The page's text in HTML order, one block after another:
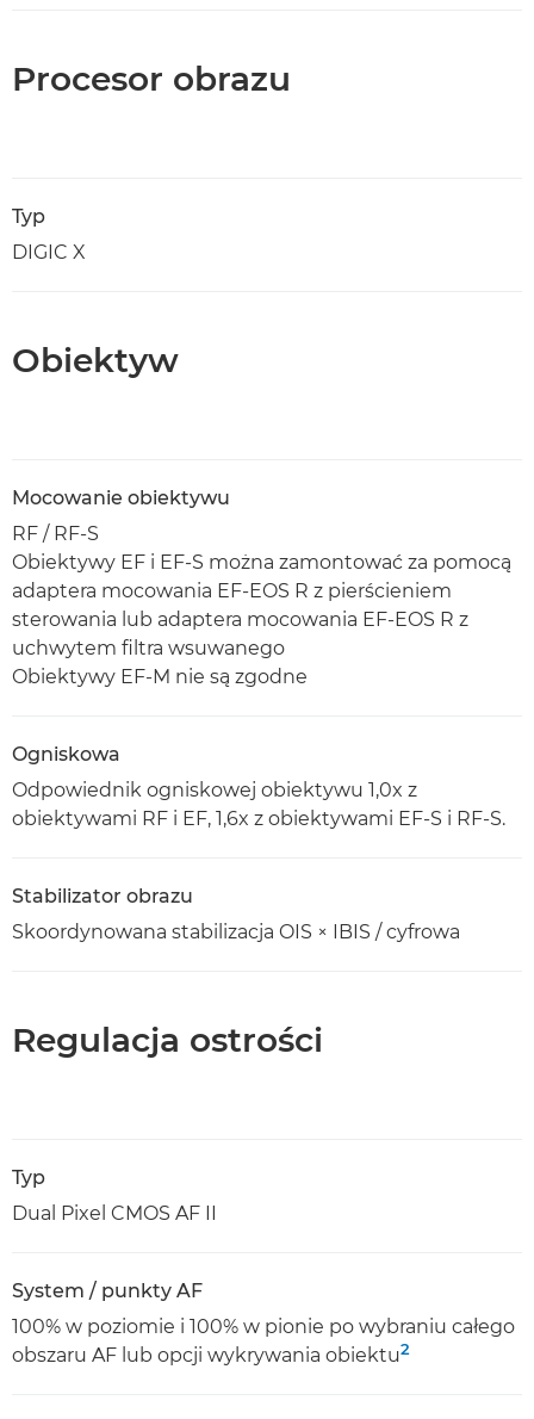
Procesor obrazu
Typ
DIGIC X
Obiektyw
Mocowanie obiektywu
RF / RF-S
Obiektywy EF i EF-S można zamontować za pomocą
adaptera mocowania EF-EOS R z pierścieniem
sterowania lub adaptera mocowania EF-EOS R z
uchwytem filtra wsuwanego
Obiektywy EF-M nie są zgodne
Ogniskowa
Odpowiednik ogniskowej obiektywu 1,0x z
obiektywami RF i EF, 1,6x z obiektywami EF-S i RF-S.
Stabilizator obrazu
Skoordynowana stabilizacja OIS × IBIS / cyfrowa
Regulacja ostrości
Typ
Dual Pixel CMOS AF II
System / punkty AF
100% w poziomie i 100% w pionie po wybraniu całego
obszaru AF lub opcji wykrywania obiektu2